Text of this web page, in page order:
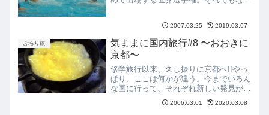
ア共和国と対戦しました。日 本 ：
１、０、０、２＝３セルビア：３...
2007.03.25 2019.03.07
ぶらり旅
気ままに国内旅行#8 〜おおきに
京都〜
修学旅行以来、久し振りに京都へ!!やっ
ぱり、ここは何かが違う。今までいろん
な国に行って、それぞれ新しい発見があ
った。それと同じように、京都へ来る
と、「ここはどこ?私は誰?」と違う国
2006.03.01 2020.03.08